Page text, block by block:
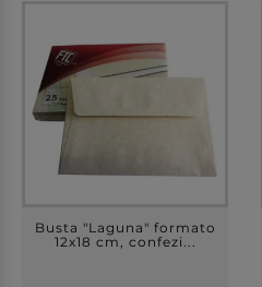
Busta "Laguna" formato
12x18 cm, confezi...